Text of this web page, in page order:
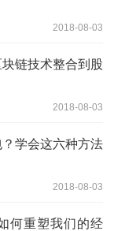
2018-08-03
链技术整合到股
2018-08-03
学会这六种方法
2018-08-03
何重塑我们的经